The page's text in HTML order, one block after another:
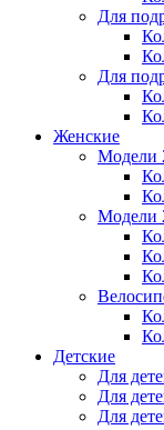
Для
Для
Женскиe
Модели
Модели
Детские
Для
Для
Для